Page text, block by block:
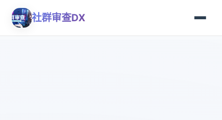
社群审查DX